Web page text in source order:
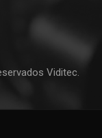
Viditec.